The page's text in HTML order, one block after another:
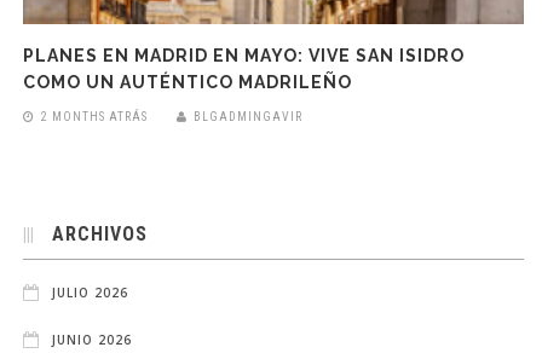
PLANES EN MADRID EN MAYO: VIVE SAN ISIDRO
COMO UN AUTÉNTICO MADRILEÑO
2 MONTHS ATRÁS BLGADMINGAVIR
ARCHIVOS
JULIO 2026
JUNIO 2026